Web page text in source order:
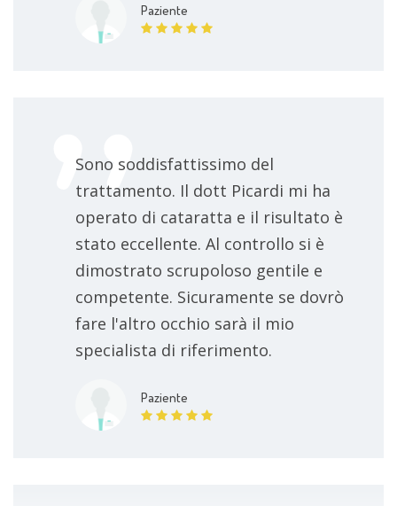
Paziente
Sono soddisfattissimo del
trattamento. Il dott Picardi mi ha
operato di cataratta e il risultato è
stato eccellente. Al controllo si è
dimostrato scrupoloso gentile e
competente. Sicuramente se dovrò
fare l'altro occhio sarà il mio
specialista di riferimento.
Paziente